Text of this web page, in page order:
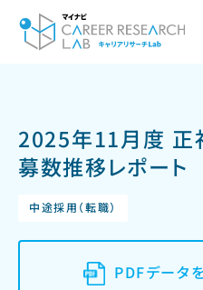
2025年11月度 正
募数推移レポート
中途採用（転職）
PDFデータ